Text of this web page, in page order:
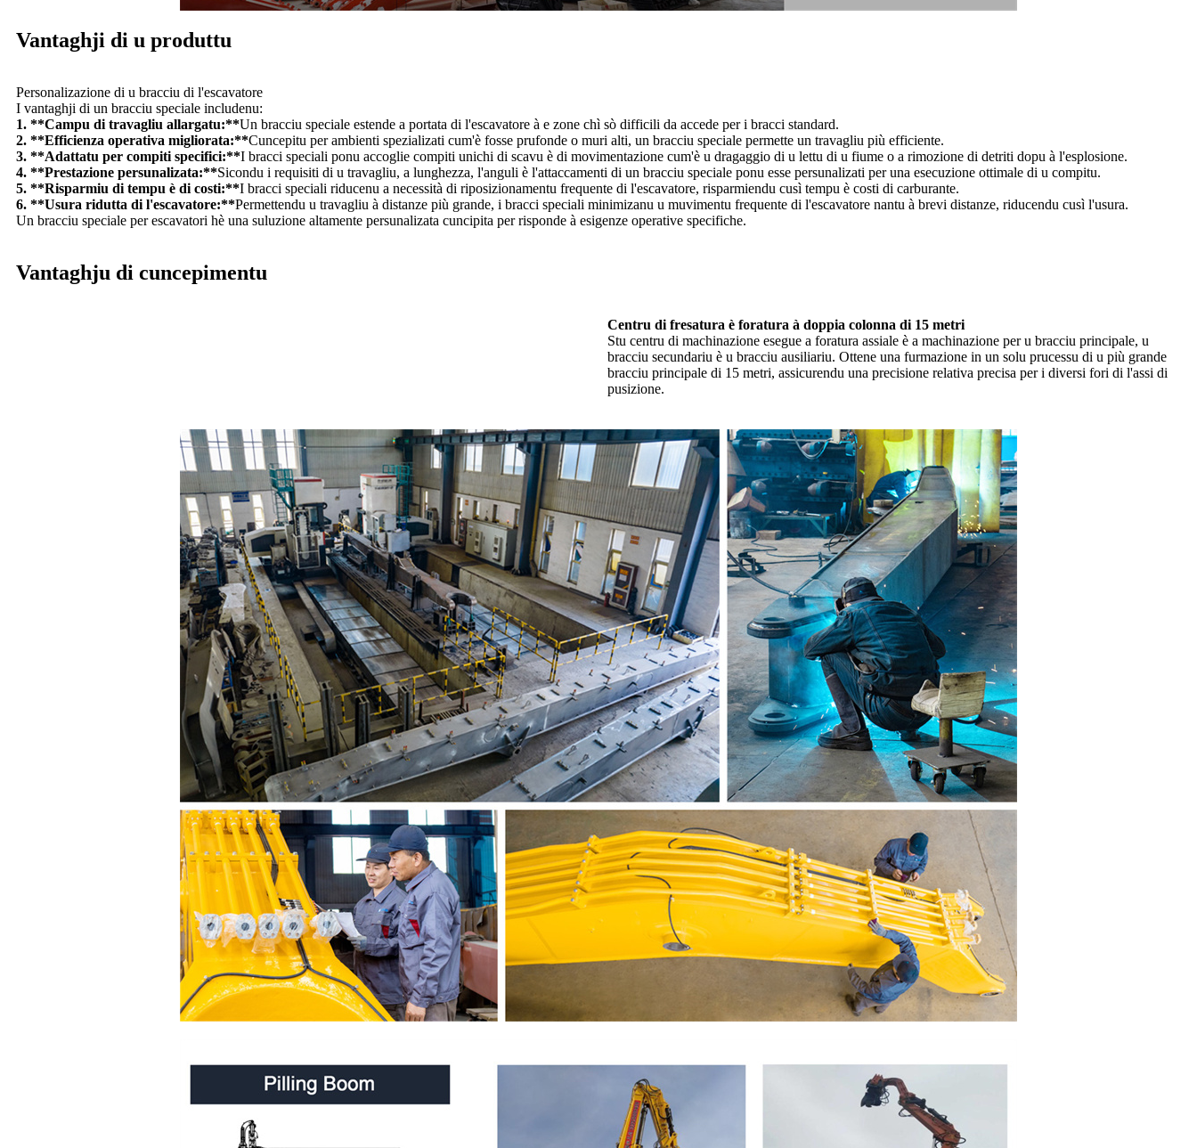
Vantaghji di u produttu
Personalizazione di u bracciu di l'escavatore
I vantaghji di un bracciu speciale includenu:
1. **Campu di travagliu allargatu:**Un bracciu speciale estende a portata di l'escavatore à e zone chì sò difficili da accede per i bracci standard.
2. **Efficienza operativa migliorata:**Cuncepitu per ambienti spezializati cum'è fosse prufonde o muri alti, un bracciu speciale permette un travagliu più efficiente.
3. **Adattatu per compiti specifici:**I bracci speciali ponu accoglie compiti unichi di scavu è di movimentazione cum'è u dragaggio di u lettu di u fiume o a rimozione di detriti dopu à l'esplosione.
4. **Prestazione persunalizata:**Sicondu i requisiti di u travagliu, a lunghezza, l'anguli è l'attaccamenti di un bracciu speciale ponu esse persunalizati per una esecuzione ottimale di u compitu.
5. **Risparmiu di tempu è di costi:**I bracci speciali riducenu a necessità di riposizionamentu frequente di l'escavatore, risparmiendu cusì tempu è costi di carburante.
6. **Usura ridutta di l'escavatore:**Permettendu u travagliu à distanze più grande, i bracci speciali minimizanu u muvimentu frequente di l'escavatore nantu à brevi distanze, riducendu cusì l'usura.
Un bracciu speciale per escavatori hè una suluzione altamente persunalizata cuncipita per risponde à esigenze operative specifiche.
Vantaghju di cuncepimentu
Centru di fresatura è foratura à doppia colonna di 15 metri
Stu centru di machinazione esegue a foratura assiale è a machinazione per u bracciu principale, u
bracciu secundariu è u bracciu ausiliariu. Ottene una furmazione in un solu prucessu di u più grande
bracciu principale di 15 metri, assicurendu una precisione relativa precisa per i diversi fori di l'assi di
pusizione.